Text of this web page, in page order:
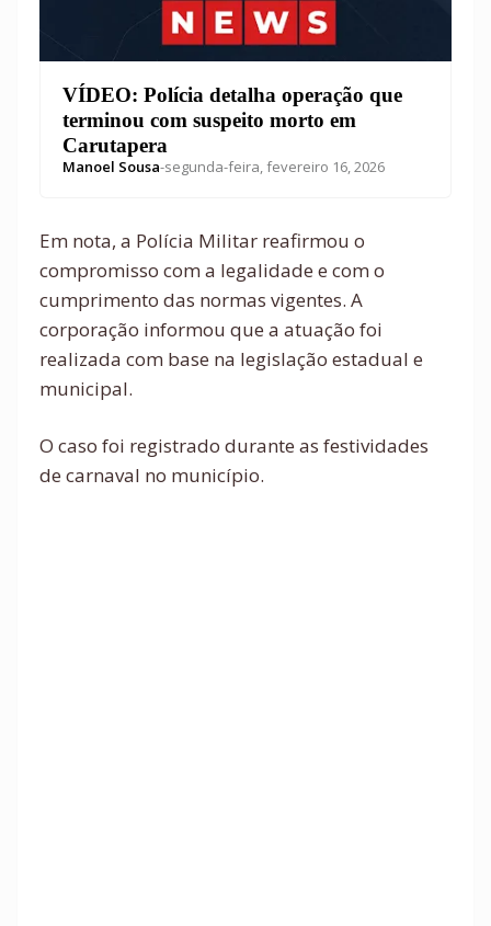
VÍDEO: Polícia detalha operação que
terminou com suspeito morto em
Carutapera
Manoel Sousa-segunda-feira, fevereiro 16, 2026
Em nota, a Polícia Militar reafirmou o
compromisso com a legalidade e com o
cumprimento das normas vigentes. A
corporação informou que a atuação foi
realizada com base na legislação estadual e
municipal.
O caso foi registrado durante as festividades
de carnaval no município.